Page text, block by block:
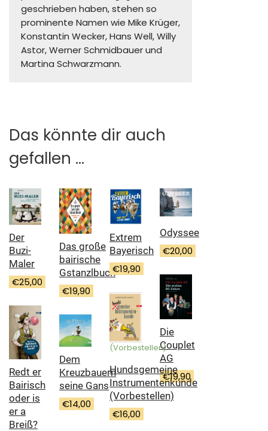
geschrieben haben, stehen so
prominente Namen wie Mike Krüger,
Konstantin Wecker, Hans Well, Willy
Astor, Werner Schmidbauer und
Martina Schwarzmann.
Das könnte dir auch
gefallen …
Der
Buzi-
Maler
€25,00
Das große
bairische
Gstanzlbuch
€19,90
Extrem
Bayerisch
€19,90
Odyssee
€20,00
Die
Couplet
AG
€19,90
(Vorbestellen)
Hundsgemeine
Instrumentenkunde
(Vorbestellen)
€16,00
Redt er
Bairisch
oder is
er a
Breiß?
Dem
Kreuzbauern
seine Gans
€14,00